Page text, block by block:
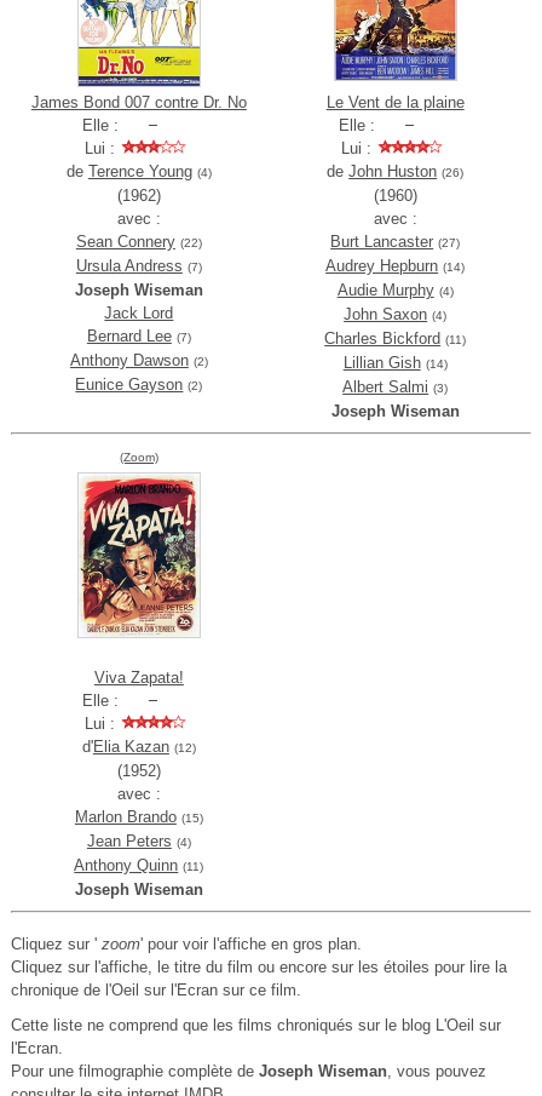
James Bond 007 contre Dr. No
Elle :
Lui :
de Terence Young (4)
(1962)
avec :
Sean Connery (22)
Ursula Andress (7)
Joseph Wiseman
Jack Lord
Bernard Lee (7)
Anthony Dawson (2)
Eunice Gayson (2)
Le Vent de la plaine
Elle :
Lui :
deJohn Huston (26)
(1960)
avec :
Burt Lancaster (27)
Audrey Hepburn (14)
Audie Murphy (4)
John Saxon (4)
Charles Bickford (11)
Lillian Gish (14)
Albert Salmi (3)
Joseph Wiseman
(Zoom)
Viva Zapata!
Elle :
Lui :
d'Elia Kazan (12)
(1952)
avec :
Marlon Brando (15)
Jean Peters (4)
Anthony Quinn (11)
Joseph Wiseman
Cliquez sur ' zoom' pour voir l'affiche en gros plan.
Cliquez sur l'affiche, le titre du film ou encore sur les étoiles pour lire la
chronique de l'Oeil sur l'Ecran sur ce film.
Cette liste ne comprend que les films chroniqués sur le blog L'Oeil sur
l'Ecran.
Pour une filmographie complète de Joseph Wiseman, vous pouvez